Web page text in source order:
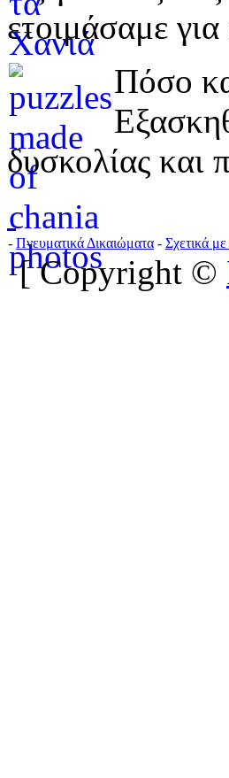
ετοιμάσαμε
Πόσο
δυσκολίας και
- Πνευματικά Δικαιώματα - Σχετικά
[ Copyright ©